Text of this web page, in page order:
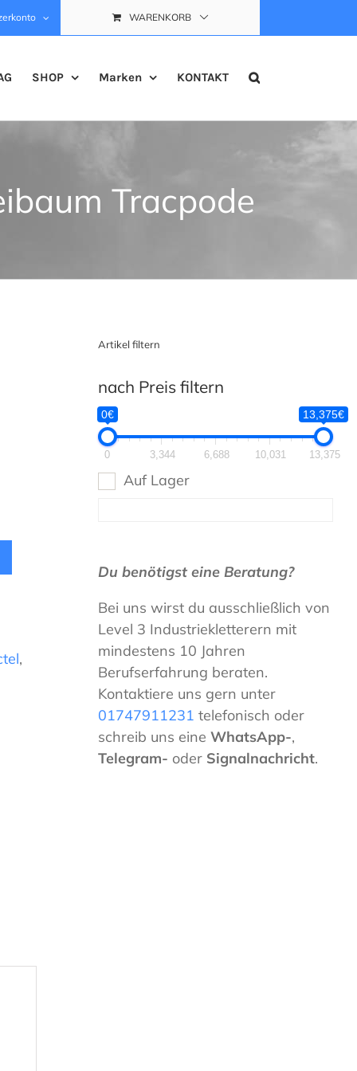
WARENKORB
SHOP Marken KONTAKT
Tracpode
,
Artikel filtern
nach Preis filtern
0€ 13,375€
0 3,344 6,688 10,031 13,375
Auf Lager
Du benötigst eine Beratung?
Bei uns wirst du ausschließlich von
Level 3 Industriekletterern mit
mindestens 10 Jahren
Berufserfahrung beraten.
Kontaktiere uns gern unter
01747911231 telefonisch oder
schreib uns eine WhatsApp-,
Telegram- oder Signalnachricht.